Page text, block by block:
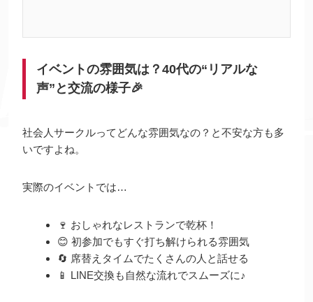
イベントの雰囲気は？40代の“リアルな
声”と交流の様子🎉
社会人サークルってどんな雰囲気なの？と不安な方も多
いですよね。
実際のイベントでは…
🍷 おしゃれなレストランで乾杯！
😊 初参加でもすぐ打ち解けられる雰囲気
🔄 席替えタイムでたくさんの人と話せる
📱 LINE交換も自然な流れでスムーズに♪